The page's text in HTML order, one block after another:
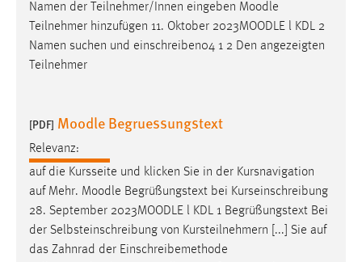
Namen der Teilnehmer/Innen eingeben Moodle
Teilnehmer hinzufügen 11. Oktober 2023MOODLE l KDL 2
Namen suchen und einschreiben04 1 2 Den angezeigten
Teilnehmer
[PDF] Moodle Begruessungstext
Relevanz:
auf die Kursseite und klicken Sie in der Kursnavigation
auf Mehr. Moodle Begrüßungstext bei Kurseinschreibung
28. September 2023MOODLE l KDL 1 Begrüßungstext Bei
der Selbsteinschreibung von Kursteilnehmern [...] Sie auf
das Zahnrad der Einschreibemethode